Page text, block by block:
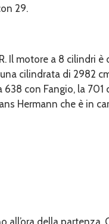
29.
Il motore a 8 cilindri
cilindrata di 2982
con Fangio, la
Hermann che è in